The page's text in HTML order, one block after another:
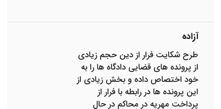
آزاده
طرح شکایت فرار از دین حجم زیادی
از پرونده های قضایی دادگاه ها را به
خود اختصاص داده و بخش زیادی از
این پرونده ها در رابطه با فرار از
پرداخت مهریه در محاکم در حال